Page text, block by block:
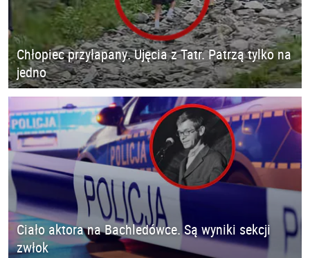
Chłopiec przyłapany. Ujęcia z Tatr. Patrzą tylko na
jedno
Ciało aktora na Bachledówce. Są wyniki sekcji
zwłok